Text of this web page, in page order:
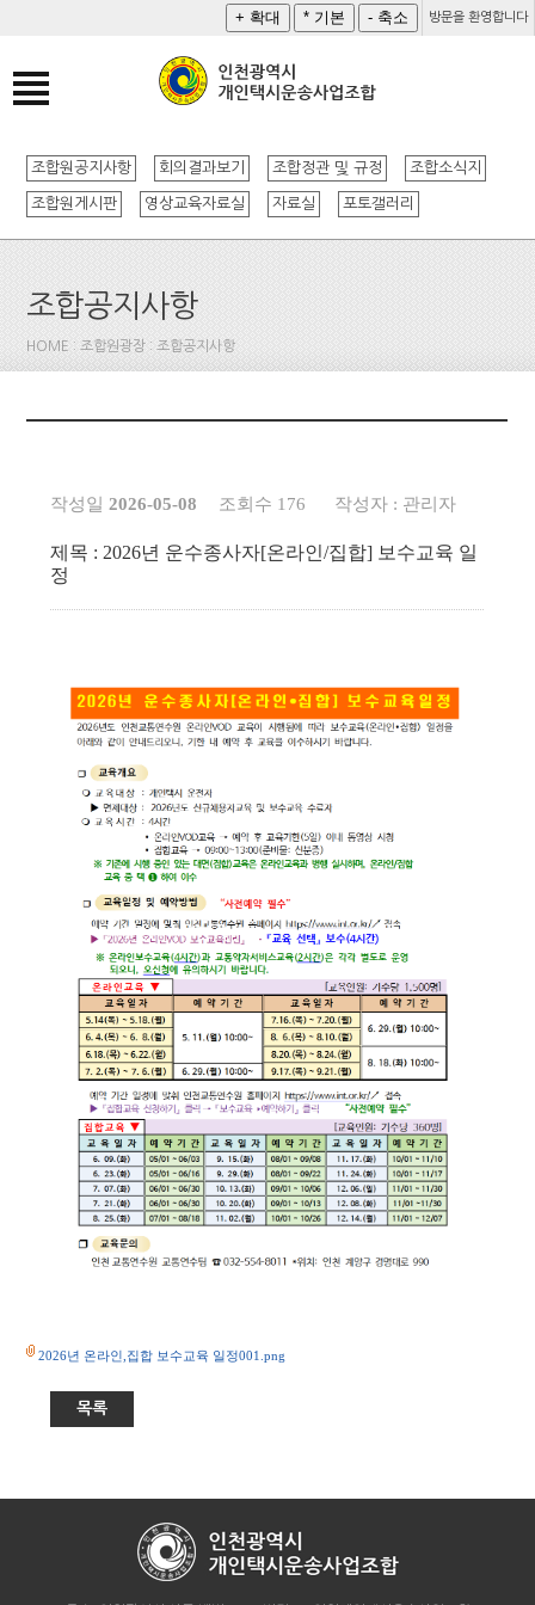
방문을 환영합니다
조합원공지사항 회의결과보기 조합정관 및 규정 조합소식지
조합원게시판 영상교육자료실 자료실 포토갤러리
조합공지사항
HOME : 조합원광장 : 조합공지사항
작성일 2026-05-08 조회수 176 작성자 : 관리자
제목 : 2026년 운수종사자[온라인/집합] 보수교육 일
정
2026년 온라인,집합 보수교육 일정001.png
목록